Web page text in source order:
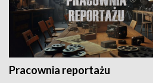
Pracownia reportażu